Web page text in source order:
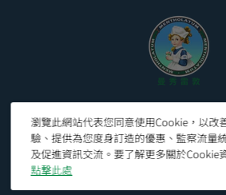
瀏覽此網站代表您同意使用Cookie，以改
驗、提供為您度身訂造的優惠、監察流量
及促進資訊交流。要了解更多關於Cookie
點撃此處
© 2026Mentholatum Hong Kong